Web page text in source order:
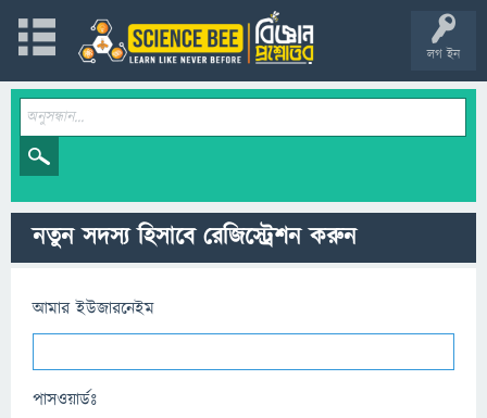
লগ ইন
নতুন সদস্য হিসাবে রেজিস্ট্রেশন করুন
আমার ইউজারনেইম
পাসওয়ার্ডঃ